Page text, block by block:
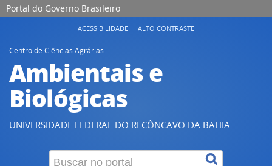
Portal do Governo Brasileiro
ACESSIBILIDADE ALTO CONTRASTE
Centro de Ciências Agrárias
Ambientais e
Biológicas
UNIVERSIDADE FEDERAL DO RECÔNCAVO DA BAHIA